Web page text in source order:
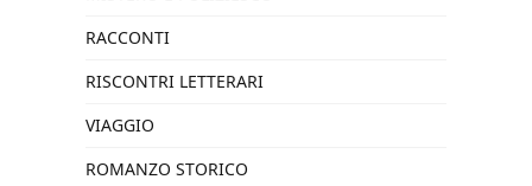
RACCONTI
RISCONTRI LETTERARI
VIAGGIO
ROMANZO STORICO